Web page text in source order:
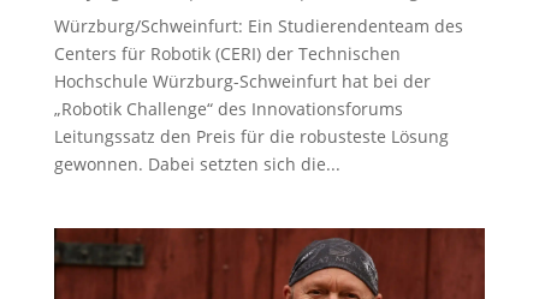
Würzburg/Schweinfurt: Ein Studierendenteam des
Centers für Robotik (CERI) der Technischen
Hochschule Würzburg-Schweinfurt hat bei der
„Robotik Challenge“ des Innovationsforums
Leitungssatz den Preis für die robusteste Lösung
gewonnen. Dabei setzten sich die...